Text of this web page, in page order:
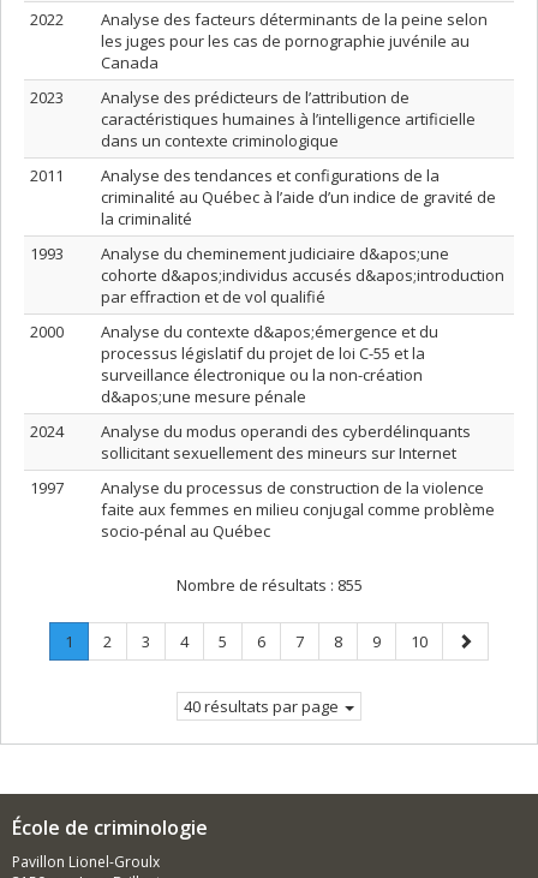
2022
Analyse des facteurs déterminants de la peine selon
les juges pour les cas de pornographie juvénile au
Canada
2023
Analyse des prédicteurs de l’attribution de
caractéristiques humaines à l’intelligence artificielle
dans un contexte criminologique
2011
Analyse des tendances et configurations de la
criminalité au Québec à l’aide d’un indice de gravité de
la criminalité
1993
Analyse du cheminement judiciaire d&apos;une
cohorte d&apos;individus accusés d&apos;introduction
par effraction et de vol qualifié
2000
Analyse du contexte d&apos;émergence et du
processus législatif du projet de loi C-55 et la
surveillance électronique ou la non-création
d&apos;une mesure pénale
2024
Analyse du modus operandi des cyberdélinquants
sollicitant sexuellement des mineurs sur Internet
1997
Analyse du processus de construction de la violence
faite aux femmes en milieu conjugal comme problème
socio-pénal au Québec
Nombre de résultats : 855
Page
1
Page
Page
2 Page
3 Page
4 Page
5 Page
6 Page
7 Page
8 Page
9 Page
10
Page
suivante
40 résultats par page
École de criminologie
Pavillon Lionel-Groulx